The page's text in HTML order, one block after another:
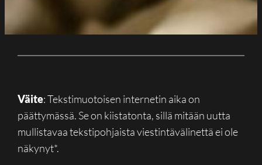
Väite: Tekstimuotoisen internetin aika on
päättymässä. Se on kiistatonta, sillä mitään uutta
mullistavaa tekstipohjaista viestintävälinettä ei ole
näkynyt*.